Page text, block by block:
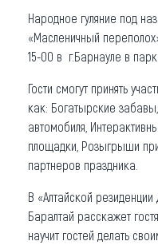
Народное гуляние под
«Масленичный
15-00 в г.Барнауле в
Гости смогут принять
как: Богатырские
автомобиля,
площадки, Розыгрыши
партнеров праздника.
В «Алтайской
Баралтай расскажет
научит гостей делать